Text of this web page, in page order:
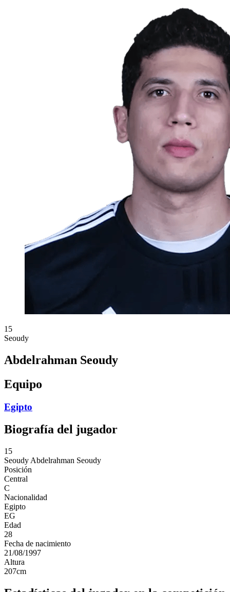
15
Seoudy
Abdelrahman Seoudy
Equipo
Egipto
Biografía del jugador
15
Seoudy Abdelrahman Seoudy
Posición
Central
C
Nacionalidad
Egipto
EG
Edad
28
Fecha de nacimiento
21/08/1997
Altura
207cm